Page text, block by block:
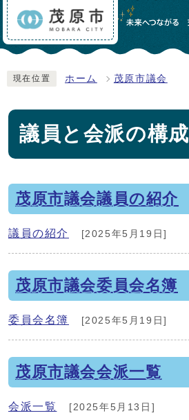
現在位置 ホーム 茂原市議会
議員と会派の構成
茂原市議会議員の紹介
議員の紹介 [2025年5月19日]
茂原市議会委員会名簿
委員会名簿 [2025年5月19日]
茂原市議会会派一覧
会派一覧 [2025年5月13日]